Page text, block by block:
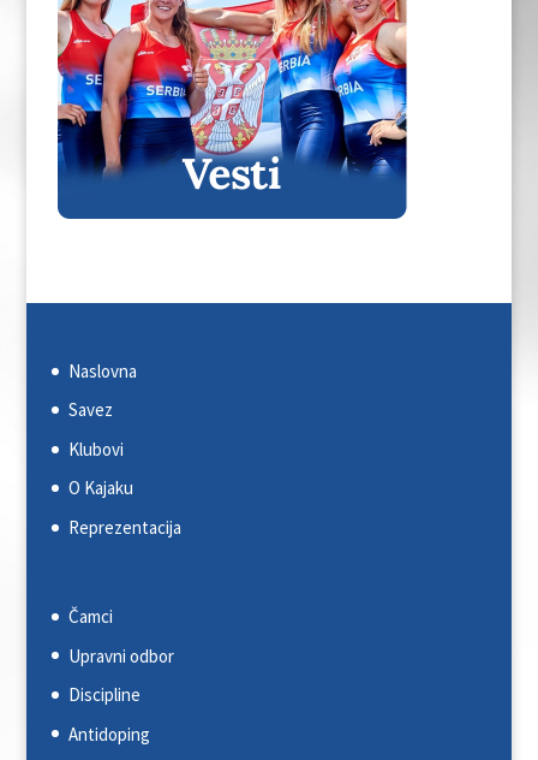
Naslovna
Savez
Klubovi
O Kajaku
Reprezentacija
Čamci
Upravni odbor
Discipline
Antidoping